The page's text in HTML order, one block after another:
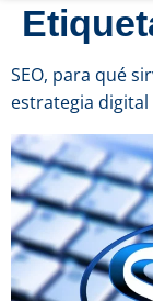
SEO, para qué
estrategia digital